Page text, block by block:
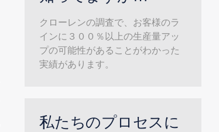
クローレンの調査で、お客様のラ
インに３００％以上の生産量アッ
プの可能性があることがわかった
実績があります。
私たちのプロセスに